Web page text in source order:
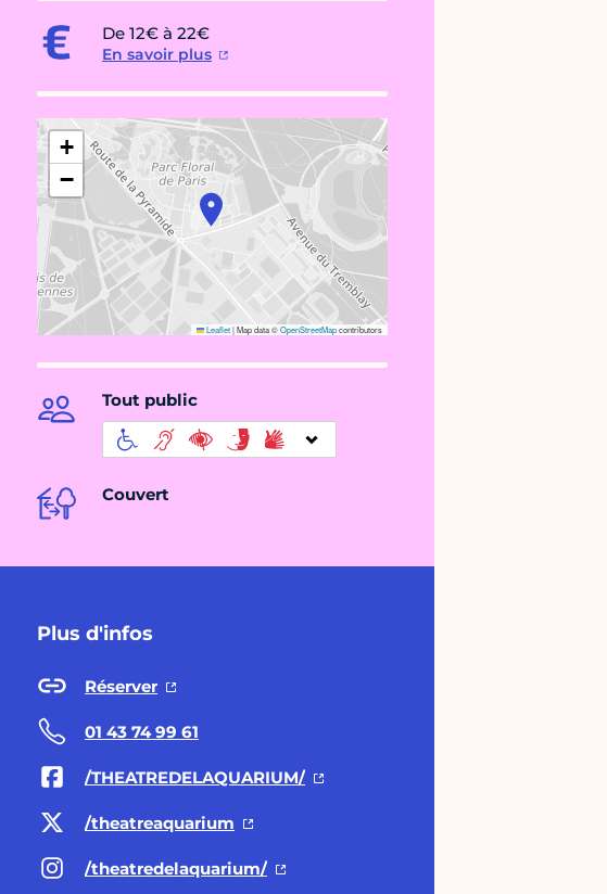
De 12€ à 22€
En savoir plus
+
−
Leaflet|Map data ©OpenStreetMapcontributors
Tout public
Couvert
Plus d'infos
Réserver
01 43 74 99 61
/THEATREDELAQUARIUM/
/theatreaquarium
/theatredelaquarium/